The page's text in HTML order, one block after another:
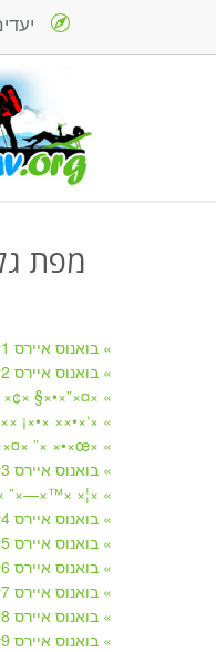
מפת
» בואנוס איירס #1
» בואנוס איירס #2
×‘×‘×•×× ×•×¡ ××™×™×¨×¡, ××¨×’× ×˜×™× ×”.
×˜×™× ×”.
» ×œ×•× ×” ×¤××¨×§, ×‘×•×× ×•×¡ ××™×™×¨×¡, ××¨×’× ×˜×™× ×”.
» בואנוס איירס #3
××™×™×¨×¡, ××¨×’× ×˜×™× ×”.
» בואנוס איירס #4
» בואנוס איירס #5
» בואנוס איירס #6
» בואנוס איירס #7
» בואנוס איירס #8
» בואנוס איירס #9